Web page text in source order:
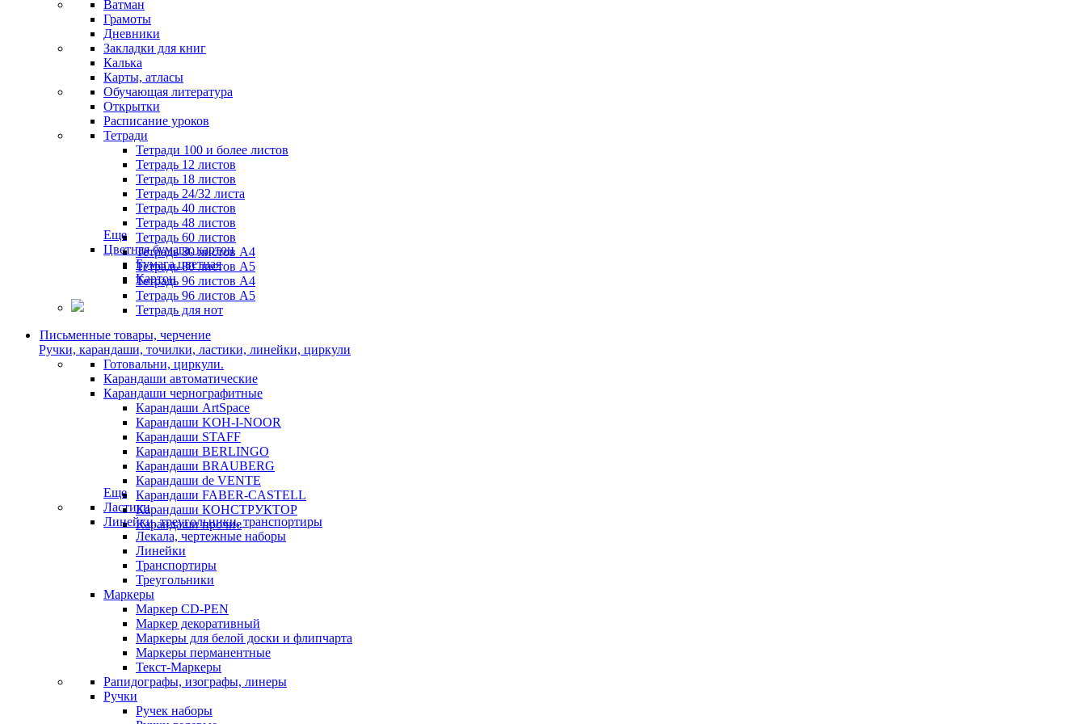
Ватман
Грамоты
Дневники
Закладки для книг
Калька
Карты, атласы
Обучающая литература
Открытки
Расписание уроков
Тетради
Тетради 100 и более листов
Тетрадь 12 листов
Тетрадь 18 листов
Тетрадь 24/32 листа
Тетрадь 40 листов
Тетрадь 48 листов
Тетрадь 60 листов
Тетрадь 80 листов А4
Тетрадь 80 листов А5
Тетрадь 96 листов А4
Тетрадь 96 листов А5
Тетрадь для нот
Еще
Цветная бумага, картон
Бумага цветная
Картон
Письменные товары, черчение
Ручки, карандаши, точилки, ластики, линейки, циркули
Готовальни, циркули.
Карандаши автоматические
Карандаши чернографитные
Карандаши ArtSpace
Карандаши KOH-I-NOOR
Карандаши STAFF
Карандаши BERLINGO
Карандаши BRAUBERG
Карандаши de VENTE
Карандаши FABER-CASTELL
Карандаши КОНСТРУКТОР
Карандаши прочие
Еще
Ластики
Линейки, треугольники, транспортиры
Лекала, чертежные наборы
Линейки
Транспортиры
Треугольники
Маркеры
Маркер CD-PEN
Маркер декоративный
Маркеры для белой доски и флипчарта
Маркеры перманентные
Текст-Маркеры
Рапидографы, изографы, линеры
Ручки
Ручек наборы